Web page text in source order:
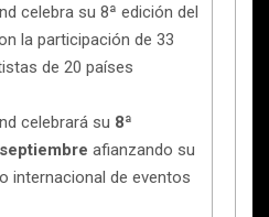
celebra su 8ª edición del
la participación de 33
de 20 países
celebrará su 8ª
afianzando su
internacional de eventos